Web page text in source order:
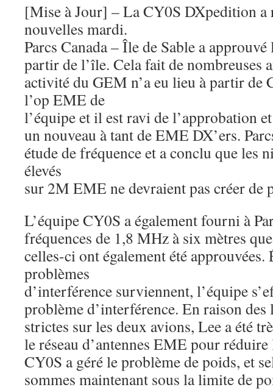
[Mise à Jour] – La CY0S DXpedition a
nouvelles mardi.
Parcs Canada – Île de Sable a
partir de l’île. Cela fait de nombreuses
activité du GEM n’a eu lieu à partir de
l’op EME de
l’équipe et il est ravi de l’approbation
un nouveau à tant de EME DX’ers.
étude de fréquence et a conclu que les
élevés
sur 2M EME ne devraient pas créer de
L’équipe CY0S a également fourni à
fréquences de 1,8 MHz à six mètres
celles-ci ont également été
problèmes
d’interférence surviennent, l’équipe
problème d’interférence. En raison
strictes sur les deux avions, Lee a été
le réseau d’antennes EME pour
CY0S a géré le problème de poids, et
sommes maintenant sous la limite de